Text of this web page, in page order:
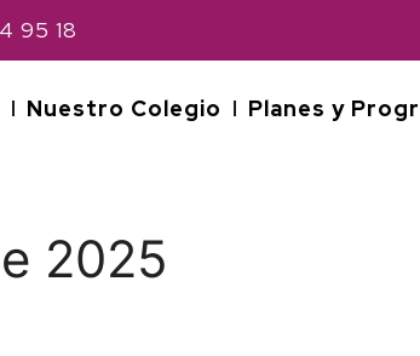
95 18
Nuestro Colegio Planes y
2025